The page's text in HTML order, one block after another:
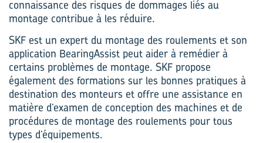
connaissance des risques de dommages liés au
montage contribue à les réduire.
SKF est un expert du montage des roulements et son
application BearingAssist peut aider à remédier à
certains problèmes de montage. SKF propose
également des formations sur les bonnes pratiques à
destination des monteurs et offre une assistance en
matière d’examen de conception des machines et de
procédures de montage des roulements pour tous
types d’équipements.